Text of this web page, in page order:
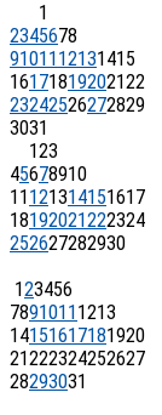
1
2345678
91011 12131415
16171819202122
23242526272829
3031
123
45678910
11 121314151617
18192021222324
252627282930
123456
7891011 1213
14151617181920
21222324252627
28293031